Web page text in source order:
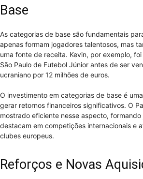
Base
As categorias de base são fundamentais
apenas formam jogadores talentosos, mas
uma fonte de receita. Kevin, por exemplo,
São Paulo de Futebol Júnior antes de ser
ucraniano por 12 milhões de euros.
O investimento em categorias de base é
gerar retornos financeiros significativos. O
mostrado eficiente nesse aspecto,
destacam em competições internacionais e
clubes europeus.
Reforços e Novas